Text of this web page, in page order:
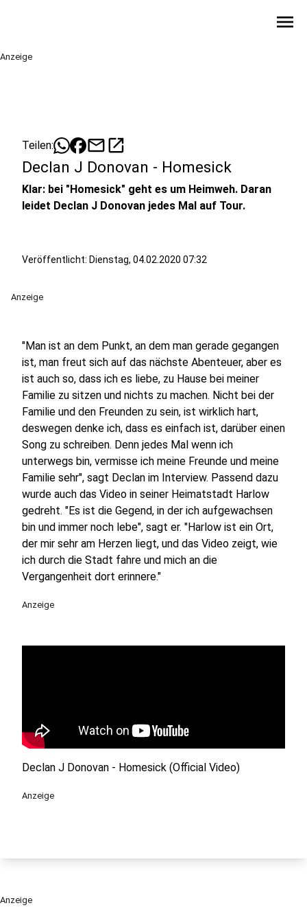
menu
Anzeige
Teilen: mailopen_in_new
Declan J Donovan - Homesick
Klar: bei "Homesick" geht es um Heimweh. Daran
leidet Declan J Donovan jedes Mal auf Tour.
Veröffentlicht: Dienstag, 04.02.2020 07:32
Anzeige
"Man ist an dem Punkt, an dem man gerade gegangen
ist, man freut sich auf das nächste Abenteuer, aber es
ist auch so, dass ich es liebe, zu Hause bei meiner
Familie zu sitzen und nichts zu machen. Nicht bei der
Familie und den Freunden zu sein, ist wirklich hart,
deswegen denke ich, dass es einfach ist, darüber einen
Song zu schreiben. Denn jedes Mal wenn ich
unterwegs bin, vermisse ich meine Freunde und meine
Familie sehr", sagt Declan im Interview. Passend dazu
wurde auch das Video in seiner Heimatstadt Harlow
gedreht. "Es ist die Gegend, in der ich aufgewachsen
bin und immer noch lebe", sagt er. "Harlow ist ein Ort,
der mir sehr am Herzen liegt, und das Video zeigt, wie
ich durch die Stadt fahre und mich an die
Vergangenheit dort erinnere."
Anzeige
Declan J Donovan - Homesick (Official Video)
Anzeige
Anzeige